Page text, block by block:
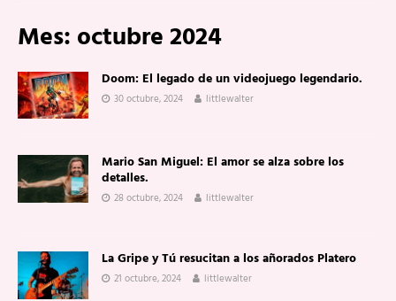
Mes: octubre 2024
Doom: El legado de un videojuego legendario.
30 octubre, 2024 littlewalter
Mario San Miguel: El amor se alza sobre los
detalles.
28 octubre, 2024 littlewalter
La Gripe y Tú resucitan a los añorados Platero
21 octubre, 2024 littlewalter